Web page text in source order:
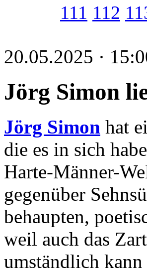
111 112
20.05.2025 ·
Jörg Simon
Jörg Simon hat
die es in sich
Harte-Männer-
gegenüber
behaupten,
weil auch das
umständlich kann